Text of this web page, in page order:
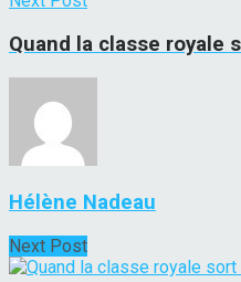
Quand la classe royale
Hélène Nadeau
Next Post